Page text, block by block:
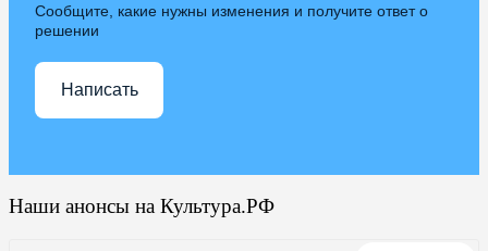
Сообщите, какие нужны изменения и получите ответ о
решении
Написать
Наши анонсы на Культура.РФ